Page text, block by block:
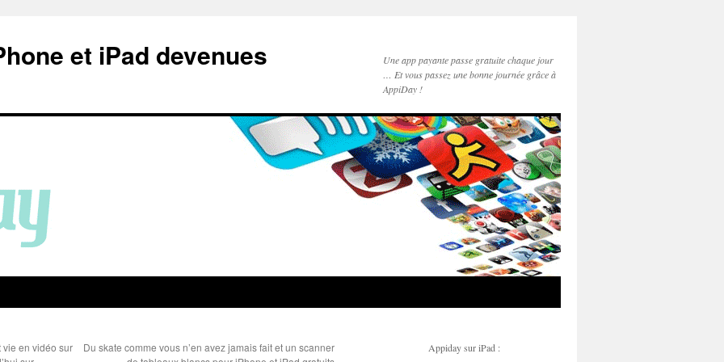
et iPad devenues
Une app payante passe gratuite chaque jour
… Et vous passez une bonne journée grâce à
AppiDay !
vie en vidéo sur
Du skate comme vous n’en avez jamais fait et un scanner
Appiday sur iPad :